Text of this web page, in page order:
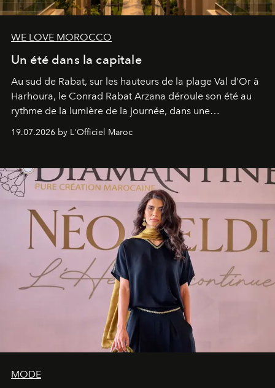
WE LOVE MOROCCO
Un été dans la capitale
Au sud de Rabat, sur les hauteurs de la plage Val d'Or à
Harhoura, le Conrad Rabat Arzana déroule son été au
rythme de la lumière de la journée, dans une
programmation pensée comme une succession de
rendez-vous avec l’océan.
19.07.2026 by L'Officiel Maroc
MODE